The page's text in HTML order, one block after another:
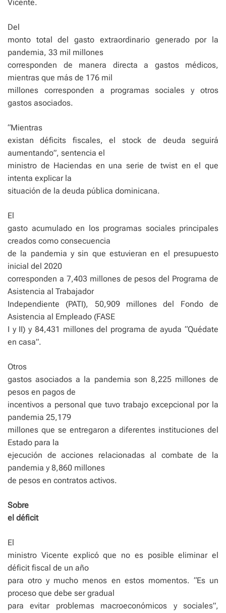
Vicente.
Del
monto total del gasto extraordinario generado por la
pandemia, 33 mil millones
corresponden de manera directa a gastos médicos,
mientras que más de 176 mil
millones corresponden a programas sociales y otros
gastos asociados.
“Mientras
existan déficits fiscales, el stock de deuda seguirá
aumentando”, sentencia el
ministro de Haciendas en una serie de twist en el que
intenta explicar la
situación de la deuda pública dominicana.
El
gasto acumulado en los programas sociales principales
creados como consecuencia
de la pandemia y sin que estuvieran en el presupuesto
inicial del 2020
corresponden a 7,403 millones de pesos del Programa de
Asistencia al Trabajador
Independiente (PATI), 50,909 millones del Fondo de
Asistencia al Empleado (FASE
I y II) y 84,431 millones del programa de ayuda “Quédate
en casa”.
Otros
gastos asociados a la pandemia son 8,225 millones de
pesos en pagos de
incentivos a personal que tuvo trabajo excepcional por la
pandemia 25,179
millones que se entregaron a diferentes instituciones del
Estado para la
ejecución de acciones relacionadas al combate de la
pandemia y 8,860 millones
de pesos en contratos activos.
Sobre
el déficit
El
ministro Vicente explicó que no es posible eliminar el
déficit fiscal de un año
para otro y mucho menos en estos momentos. “Es un
proceso que debe ser gradual
para evitar problemas macroeconómicos y sociales”,